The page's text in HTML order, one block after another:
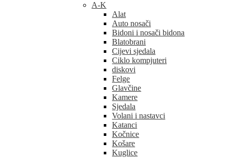
A-K
Alat
Auto nosači
Bidoni i nosači bidona
Blatobrani
Cijevi sjedala
Ciklo kompjuteri
diskovi
Felge
Glavčine
Kamere
Sjedala
Volani i nastavci
Katanci
Kočnice
Košare
Kuglice